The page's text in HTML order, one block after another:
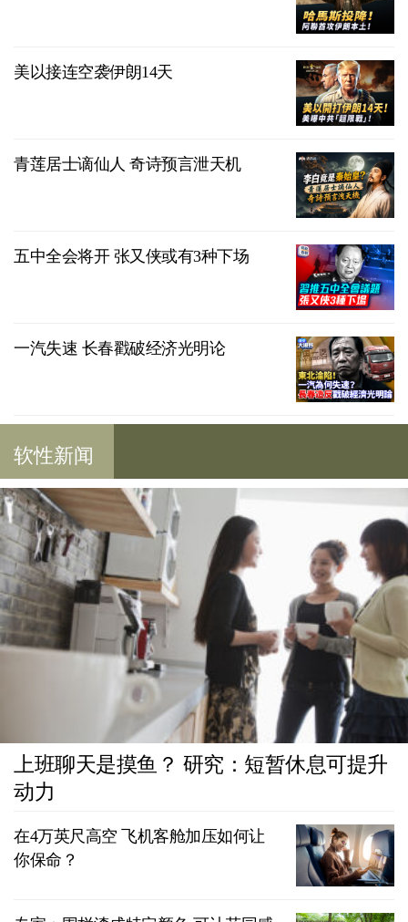
美以接连空袭伊朗14天
青莲居士谪仙人 奇诗预言泄天机
五中全会将开 张又侠或有3种下场
一汽失速 长春戳破经济光明论
软性新闻
上班聊天是摸鱼？ 研究：短暂休息可提升
动力
在4万英尺高空 飞机客舱加压如何让
你保命？